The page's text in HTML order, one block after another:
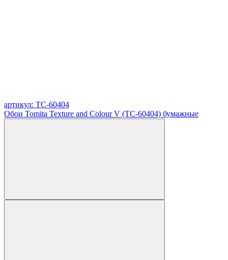
артикул: TC-60404
Обои Tomita Texture and Colour V (TC-60404) бумажные